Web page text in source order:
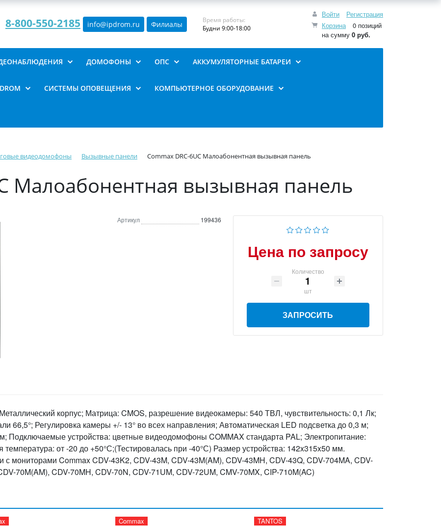
Войти
Регистрация
Корзина
0 позиций
на сумму 0 руб.
8-800-550-2185 info@ipdrom.ru Филиалы
Время работы:
Будни 9:00-18:00
ДОМОФОНЫ ОПС АККУМУЛЯТОРНЫЕ БАТАРЕИ
СИСТЕМЫ ОПОВЕЩЕНИЯ КОМПЬЮТЕРНОЕ ОБОРУДОВАНИЕ
видеодомофоны Вызывные панели Commax DRC-6UC Малоабонентная вызывная панель
Малоабонентная вызывная панель
Артикул 199436
Цена по запросу
Количество
шт
ЗАПРОСИТЬ
корпус; Матрица: CMOS, разрешение видеокамеры: 540 ТВЛ, чувствительность: 0,1 Лк;
66,5°; Регулировка камеры +/- 13° во всех направления; Автоматическая LED подсветка до 0,3 м;
Подключаемые устройства: цветные видеодомофоны COMMAX стандарта PAL; Электропитание:
от -20 до +50°С;(Тестировалась при -40°С) Размер устройства: 142x315x50 мм.
с мониторами Commax CDV-43K2, CDV-43M, CDV-43M(AM), CDV-43MH, CDV-43Q, CDV-704MA, CDV-
70M(AM), CDV-70MH, CDV-70N, CDV-71UM, CDV-72UM, CMV-70MX, CIP-710M(AC)
Commax TANTOS